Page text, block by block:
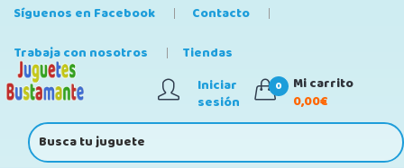
Síguenos en Facebook
Contacto
Trabaja con nosotros
Tiendas
Iniciar
sesión
0
Mi carrito
0,00€